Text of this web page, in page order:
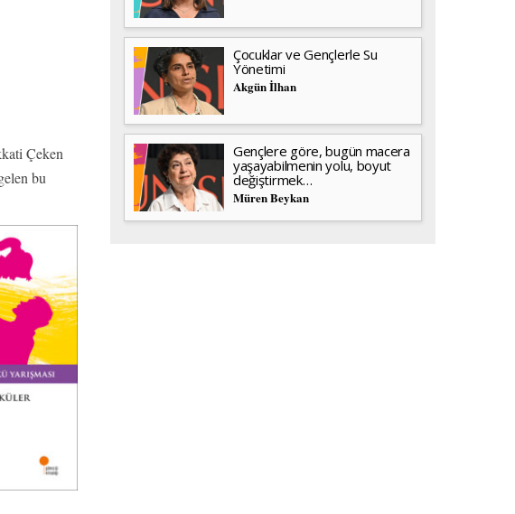
Çeken
bu
Çocuklar ve Gençlerle Su
Yönetimi
Akgün İlhan
Gençlere göre, bugün macera
yaşayabilmenin yolu, boyut
değiştirmek…
Müren Beykan